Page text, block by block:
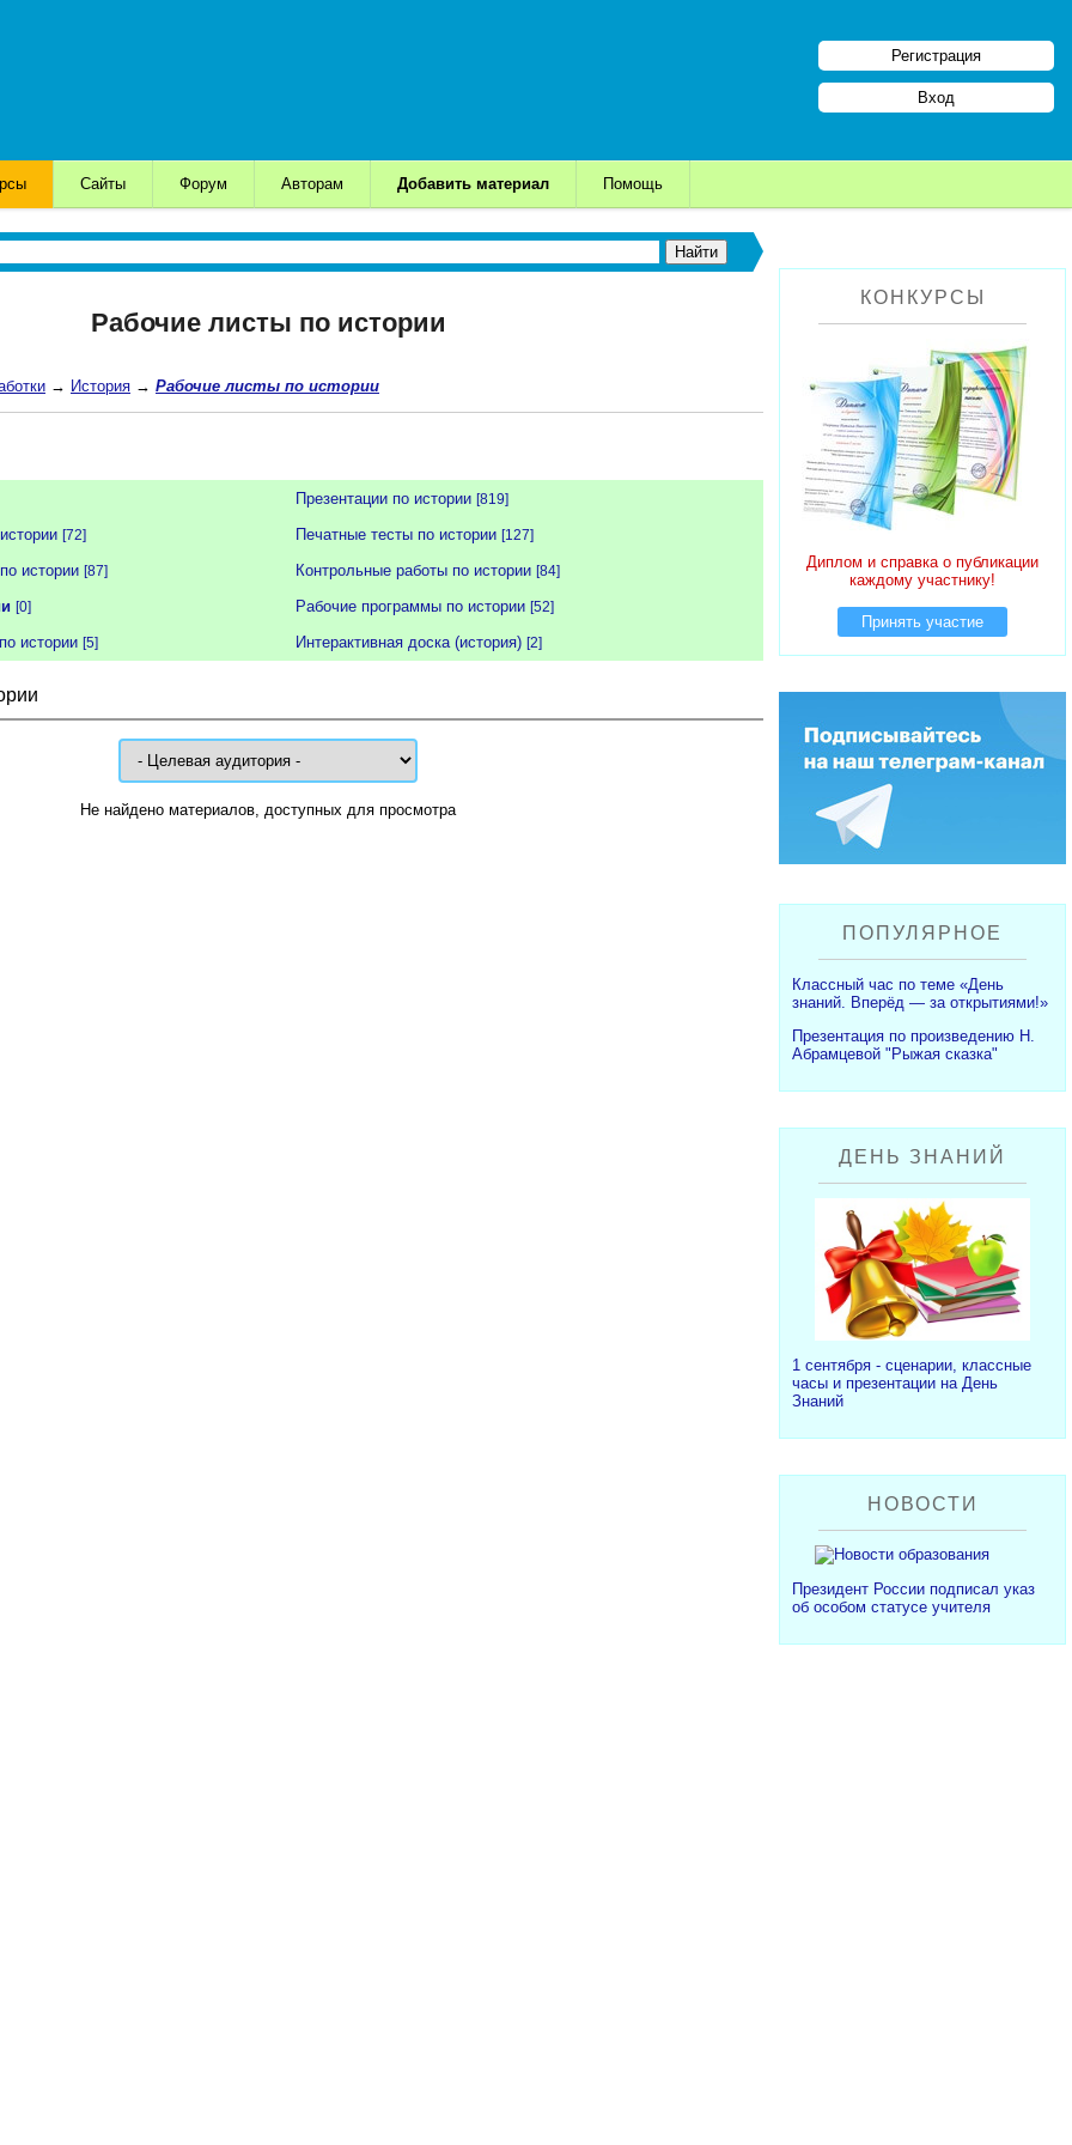
Регистрация
Вход
Сайты Форум Авторам Добавить материал Помощь
Рабочие листы по истории
→ История → Рабочие листы по истории
Презентации по истории [819]
[72] Печатные тесты по истории [127]
истории [87] Контрольные работы по истории [84]
[0] Рабочие программы по истории [52]
истории [5] Интерактивная доска (история) [2]
Не найдено материалов, доступных для просмотра
КОНКУРСЫ
Диплом и справка о публикации
каждому участнику!
Принять участие
ПОПУЛЯРНОЕ
Классный час по теме «День
знаний. Вперёд — за открытиями!»
Презентация по произведению Н.
Абрамцевой "Рыжая сказка"
ДЕНЬ ЗНАНИЙ
1 сентября - сценарии, классные
часы и презентации на День
Знаний
НОВОСТИ
Президент России подписал указ
об особом статусе учителя